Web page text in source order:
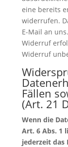
eine bereits
widerrufen.
E-Mail an
Widerruf
Widerruf
Fällen
(Art. 21
Wenn die
Art. 6 Abs. 1
jederzeit das